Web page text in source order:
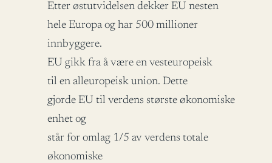
Etter østutvidelsen dekker EU nesten
hele Europa og har 500 millioner
innbyggere.
EU gikk fra å være en vesteuropeisk
til en alleuropeisk union. Dette
gjorde EU til verdens største økonomiske
enhet og
står for omlag 1/5 av verdens totale
økonomiske